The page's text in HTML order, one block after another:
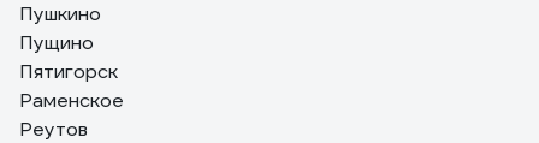
Пушкино
Пущино
Пятигорск
Раменское
Реутов